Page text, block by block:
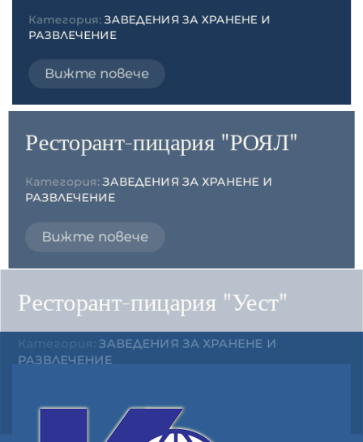
Категория:ЗАВЕДЕНИЯ ЗА ХРАНЕНЕ И
РАЗВЛЕЧЕНИЕ
Вижте повече
Ресторант-пицария "РОЯЛ"
Категория:ЗАВЕДЕНИЯ ЗА ХРАНЕНЕ И
РАЗВЛЕЧЕНИЕ
Вижте повече
Ресторант-пицария "Уест"
Категория:ЗАВЕДЕНИЯ ЗА ХРАНЕНЕ И
РАЗВЛЕЧЕНИЕ